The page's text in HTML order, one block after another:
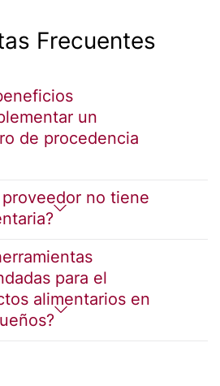
Frecuentes
un
de procedencia
no tiene
para el
alimentarios en